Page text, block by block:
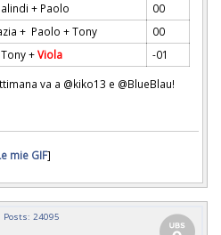
+ Paolo
00
+ Paolo + Tony
00
+Viola -01
va a @kiko13 e @BlueBlau!
mie GIF]
Posts: 24095